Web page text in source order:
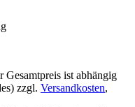
ist abhängig
zzgl. Versandkosten,